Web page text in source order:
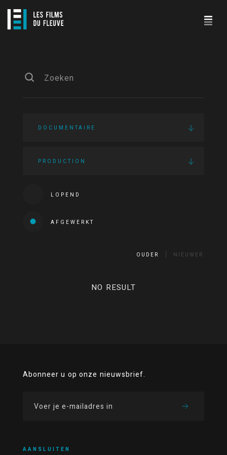
DOCUMENTAIRE
PRODUCTION
LOPEND
AFGEWERKT
OUDER NIEUWER
NO RESULT
Abonneer u op onze nieuwsbrief.
AANSLUITEN